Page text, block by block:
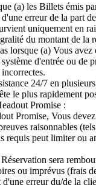
(a) les Billets émis
erreur de la part
uniquement en
du montant de la
lorsque (a) Vous
d'entrée ou de
24/7 en
le plus rapidement
Promise :
Promise, Vous
raisonnables
requis peut limiter ou
sera
ou imprévus (frais
erreur du/de la